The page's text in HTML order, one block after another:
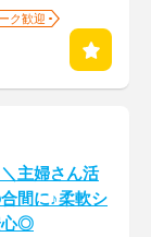
ク歓迎
主婦さん活
間に♪柔軟シ
心◎